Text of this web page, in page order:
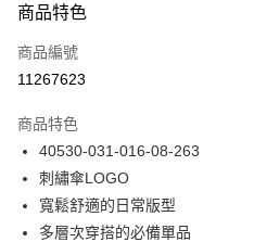
信用卡一次付款
LINE Pay
悠遊付
Google Pay
貨到付款
商品特色
商品編號
11267623
商品特色
40530-031-016-08-263
刺繡傘LOGO
寬鬆舒適的日常版型
多層次穿搭的必備單品